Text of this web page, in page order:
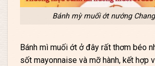
Bánh mỳ muối ớt nướng
Bánh mì muối ớt ở đây rất thơm béo
sốt mayonnaise và mỡ hành, kết hợp